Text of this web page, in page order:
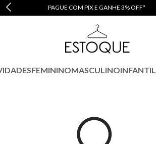
PAGUE COM PIX E GANHE 3% OFF*
FEMININOMASCULINOINFANTIL